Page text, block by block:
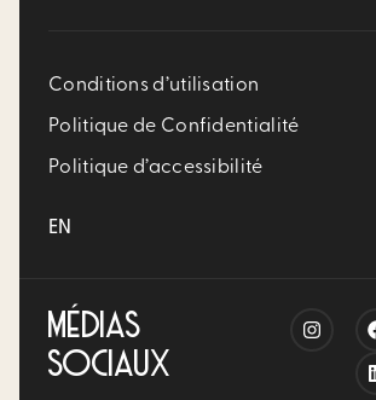
Conditions d’utilisation
Politique de Confidentialité
Politique d’accessibilité
EN
MÉDIAS
SOCIAUX